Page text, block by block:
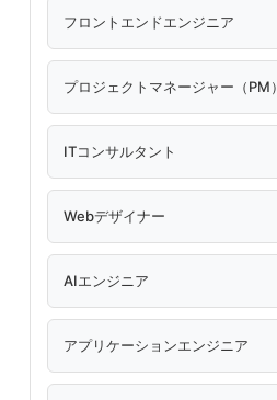
フロントエンドエンジニア
プロジェクトマネージャー（PM）
ITコンサルタント
Webデザイナー
AIエンジニア
アプリケーションエンジニア